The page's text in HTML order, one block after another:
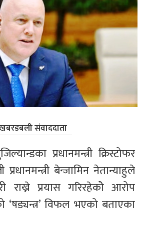
संवाददाता
प्रधानमन्त्री क्रिस्टोफर
बेन्जामिन नेतान्याहुले
राख्ने प्रयास गरिरहेकोे आरोप
विफल भएको बताएका